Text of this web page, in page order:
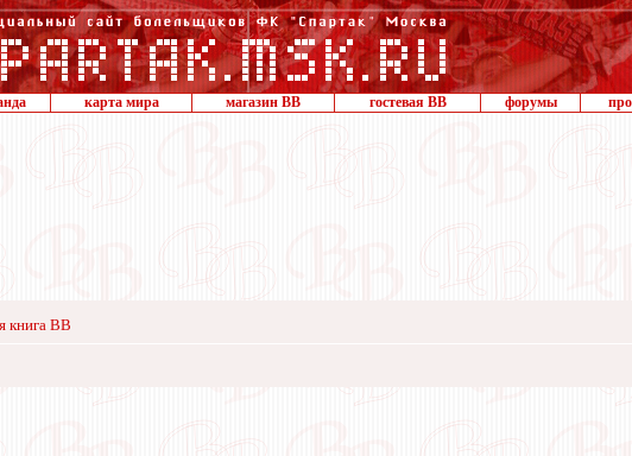
карта мира магазин ВВ гостевая ВВ форумы
книга ВВ